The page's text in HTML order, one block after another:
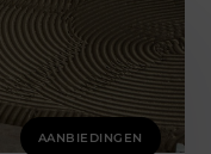
AANBIEDINGEN